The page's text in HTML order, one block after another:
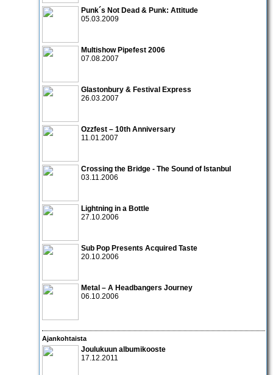
Punk´s Not Dead & Punk: Attitude
05.03.2009
Multishow Pipefest 2006
07.08.2007
Glastonbury & Festival Express
26.03.2007
Ozzfest – 10th Anniversary
11.01.2007
Crossing the Bridge - The Sound of Istanbul
03.11.2006
Lightning in a Bottle
27.10.2006
Sub Pop Presents Acquired Taste
20.10.2006
Metal – A Headbangers Journey
06.10.2006
Ajankohtaista
Joulukuun albumikooste
17.12.2011